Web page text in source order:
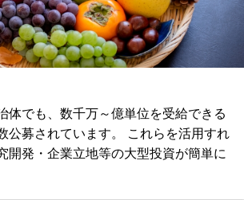
体でも、数千万～億単位を受給できる
公募されています。 これらを活用すれ
開発・企業立地等の大型投資が簡単に